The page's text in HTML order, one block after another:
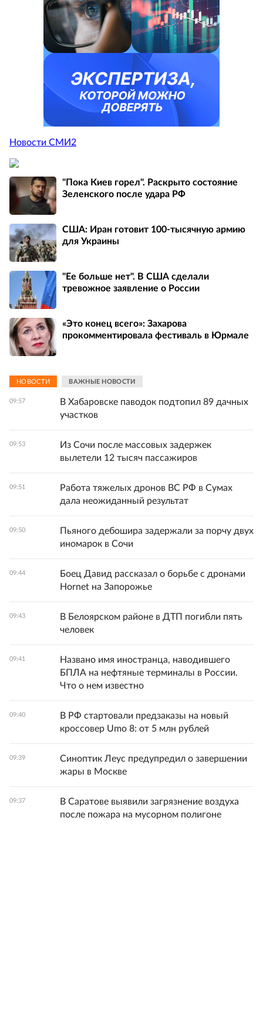
Новости СМИ2
"Пока Киев горел". Раскрыто состояние
Зеленского после удара РФ
США: Иран готовит 100-тысячную армию
для Украины
"Ее больше нет". В США сделали
тревожное заявление о России
«Это конец всего»: Захарова
прокомментировала фестиваль в Юрмале
НОВОСТИ ВАЖНЫЕ НОВОСТИ
09:57
В Хабаровске паводок подтопил 89 дачных
участков
09:53
Из Сочи после массовых задержек
вылетели 12 тысяч пассажиров
09:51
Работа тяжелых дронов ВС РФ в Сумах
дала неожиданный результат
09:50
Пьяного дебошира задержали за порчу двух
иномарок в Сочи
09:44
Боец Давид рассказал о борьбе с дронами
Hornet на Запорожье
09:43
В Белоярском районе в ДТП погибли пять
человек
09:41
Названо имя иностранца, наводившего
БПЛА на нефтяные терминалы в России.
Что о нем известно
09:40
В РФ стартовали предзаказы на новый
кроссовер Umo 8: от 5 млн рублей
09:39
Синоптик Леус предупредил о завершении
жары в Москве
09:37
В Саратове выявили загрязнение воздуха
после пожара на мусорном полигоне